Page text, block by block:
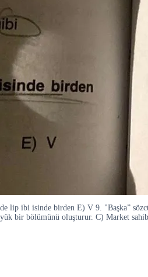
de lip ibi isinde birden E) V 9. "Başka”
yük bir bölümünü oluşturur. C) Market